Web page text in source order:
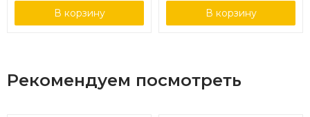
В корзину В корзину
Рекомендуем посмотреть